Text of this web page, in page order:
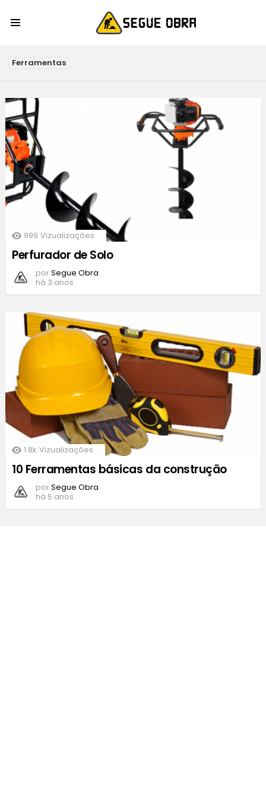
OUTROS
SUBTERMS
Ferramentas
LATEST
STORIES
999 Vizualizações
Perfurador de Solo
porSegue Obra
há 3 anos
1.8k Vizualizações
10 Ferramentas básicas da construção
porSegue Obra
há 5 anos